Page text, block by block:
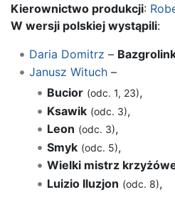
Kierownictwo produkcji:
W wersji polskiej wystąpili:
Daria Domitrz –
Janusz Wituch–
Bucior (odc. 1, 23),
Ksawik (odc. 3),
Leon (odc. 3),
Smyk (odc. 5),
Wielki mistrz
Luizio Iluzjon (odc. 8),